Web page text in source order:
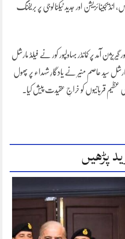
انڈیجینائزیشن اور جدید ٹیکنالوجی پر بریفنگ
گیریژن آمد پر کمانڈر بہاولپور کور نے فیلڈ مارشل
مارشل سید عاصم منیر نے یادگارِ شہداء پر پھول
عظیم قربانیوں کو خراجِ عقیدت پیش کیا۔
پڑھیں